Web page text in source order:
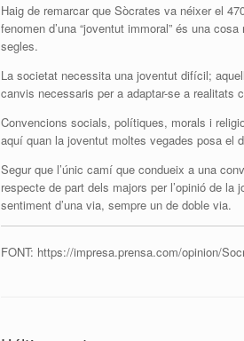
Haig de remarcar que Sòcrates va néixer el
fenomen d’una “joventut immoral” és una
segles.
La societat necessita una joventut difícil;
canvis necessaris per a adaptar-se a realitats
Convencions socials, polítiques, morals i
aquí quan la joventut moltes vegades posa el
Segur que l’únic camí que condueix a una
respecte de part dels majors per l’opinió de
sentiment d’una via, sempre un de doble via.
FONT: https://impresa.prensa.com/opinion/